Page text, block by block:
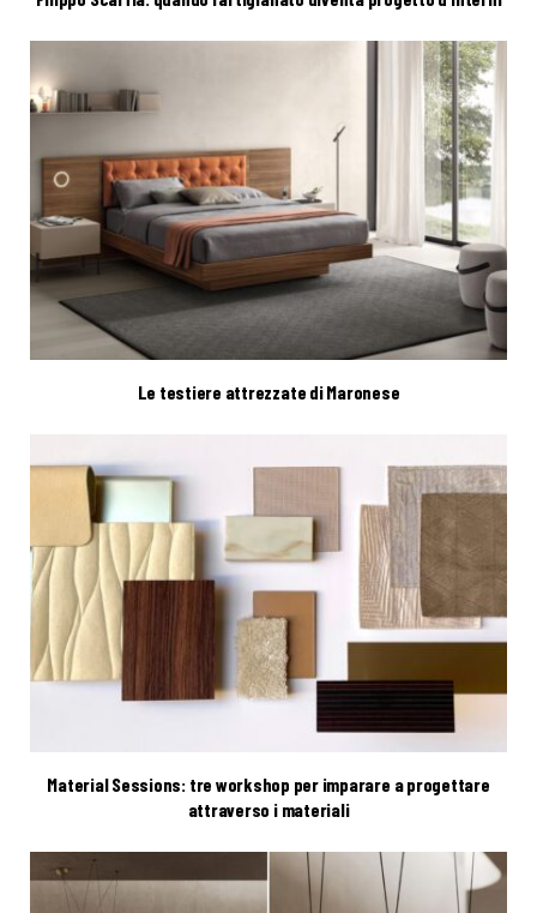
Le testiere attrezzate di Maronese
Material Sessions: tre workshop per imparare a progettare
attraverso i materiali